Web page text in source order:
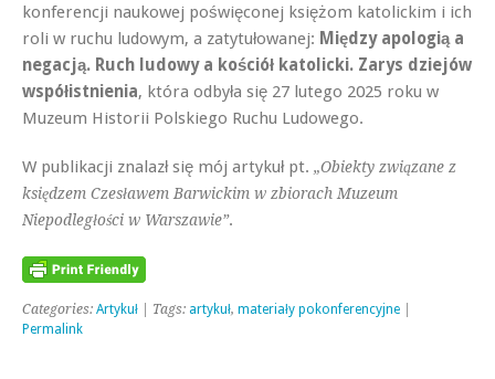
konferencji naukowej poświęconej księżom katolickim i ich
roli w ruchu ludowym, a zatytułowanej: Między apologią a
negacją. Ruch ludowy a kościół katolicki. Zarys dziejów
współistnienia, która odbyła się 27 lutego 2025 roku w
Muzeum Historii Polskiego Ruchu Ludowego.
W publikacji znalazł się mój artykuł pt. „Obiekty związane z
księdzem Czesławem Barwickim w zbiorach Muzeum
Niepodległości w Warszawie”.
Categories: Artykuł | Tags: artykuł, materiały pokonferencyjne
Permalink